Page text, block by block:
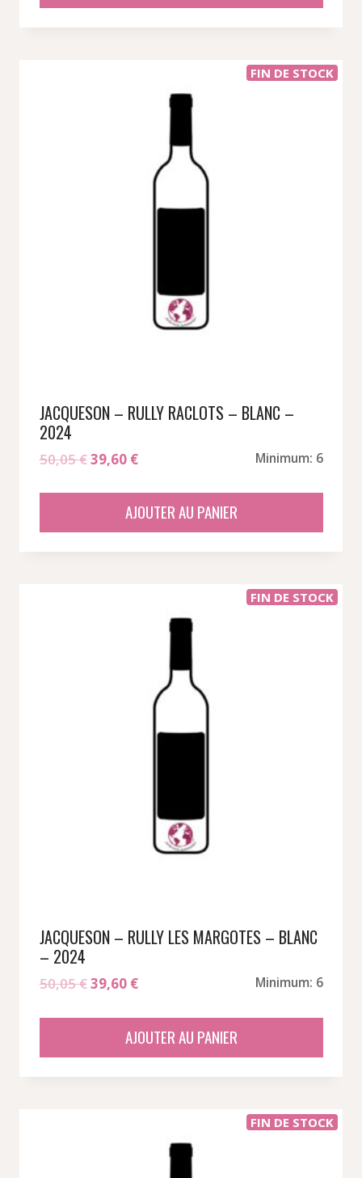
FIN DE STOCK
JACQUESON – RULLY RACLOTS – BLANC –
2024
50,05€Le
était :
39,60 €Le
est :
Minimum: 6
AJOUTER AU PANIER
FIN DE STOCK
JACQUESON – RULLY LES MARGOTES – BLANC
– 2024
50,05€Le
était :
39,60 €Le
est :
Minimum: 6
AJOUTER AU PANIER
FIN DE STOCK